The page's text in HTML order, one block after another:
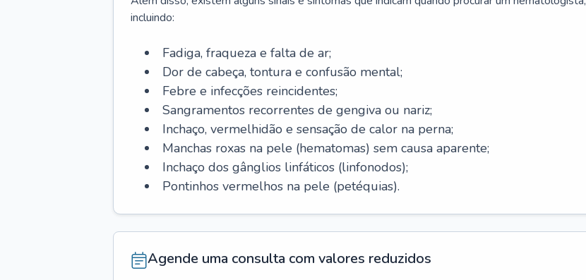
incluindo:
Fadiga, fraqueza e falta de ar;
Dor de cabeça, tontura e confusão mental;
Febre e infecções reincidentes;
Sangramentos recorrentes de gengiva ou nariz;
Inchaço, vermelhidão e sensação de calor na perna;
Manchas roxas na pele (hematomas) sem causa aparente;
Inchaço dos gânglios linfáticos (linfonodos);
Pontinhos vermelhos na pele (petéquias).
Agende uma consulta com valores reduzidos